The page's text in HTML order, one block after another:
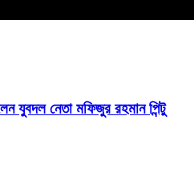
যুবদল নেতা মফিজুর রহমান পিন্টু